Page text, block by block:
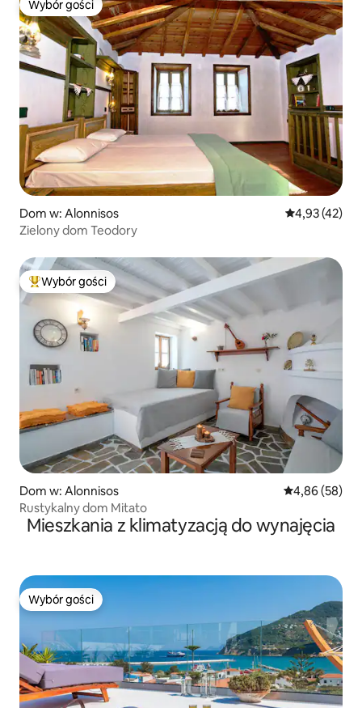
Wybór gości
Wybór gości
Dom w: Alonnisos Średnia
4,93 (42)
Zielony dom Teodory
Najpopularniejsze z kategorii Wybór gości
Wybór gości
Dom w: Alonnisos Średnia
4,86 (58)
Rustykalny dom Mitato
Mieszkania z klimatyzacją do wynajęcia
Wybór gości
Wybór gości